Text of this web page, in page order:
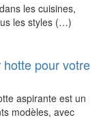
les cuisines,
les styles (…)
pour votre
aspirante est un
modèles, avec